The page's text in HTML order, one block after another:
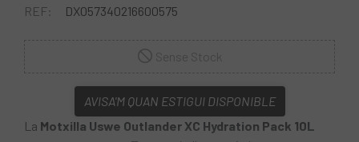
REF: DX057340216600575
AVISA'M QUAN ESTIGUI DISPONIBLE
La Motxilla Uswe Outlander XC Hydration Pack 10L